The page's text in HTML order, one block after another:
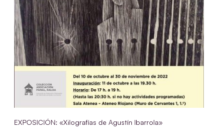
EXPOSICIÓN: «Xilografías de Agustín Ibarrola»